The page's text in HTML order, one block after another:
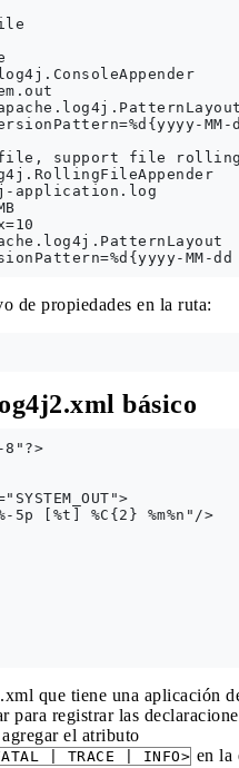
MM-
file, support file
application.log
de propiedades en la ruta:
básico
8"?>
5p [%t] %C{2} %m%n"/>
que tiene una aplicación
para registrar las
el atributo
| TRACE | INFO> en la